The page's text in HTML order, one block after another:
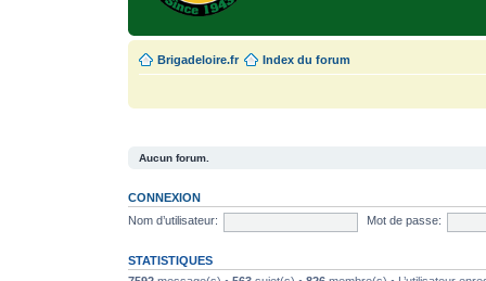
Brigadeloire.fr Index du forum
Aucun forum.
CONNEXION
Nom d’utilisateur:
Mot de passe:
STATISTIQUES